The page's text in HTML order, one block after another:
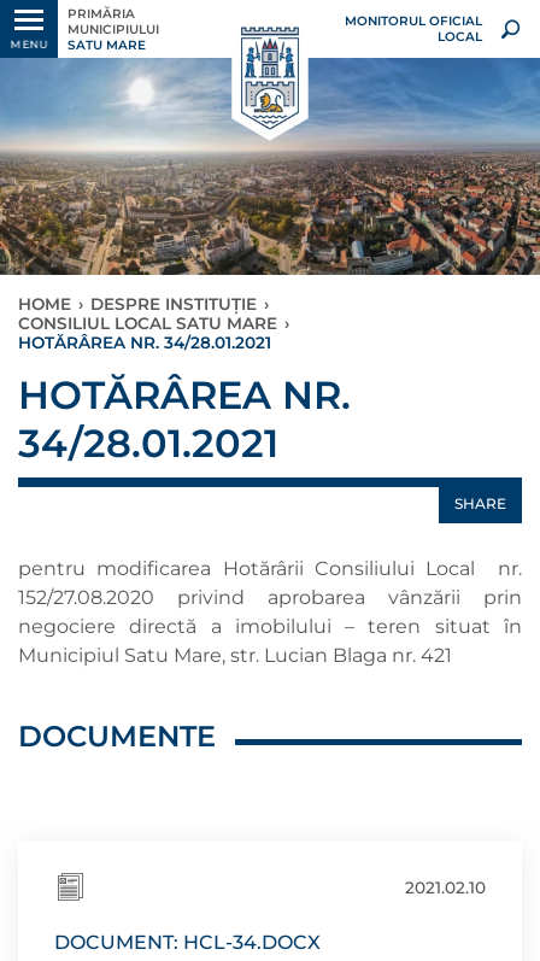
MENU
PRIMĂRIA
MUNICIPIULUI
SATU MARE
MONITORUL OFICIAL
LOCAL
HOME › DESPRE INSTITUȚIE ›
CONSILIUL LOCAL SATU MARE ›
HOTĂRÂREA NR. 34/28.01.2021
HOTĂRÂREA NR.
34/28.01.2021
SHARE
pentru modificarea Hotărârii Consiliului Local nr.
152/27.08.2020 privind aprobarea vânzării prin
negociere directă a imobilului – teren situat în
Municipiul Satu Mare, str. Lucian Blaga nr. 421
DOCUMENTE
2021.02.10
DOCUMENT: HCL-34.DOCX